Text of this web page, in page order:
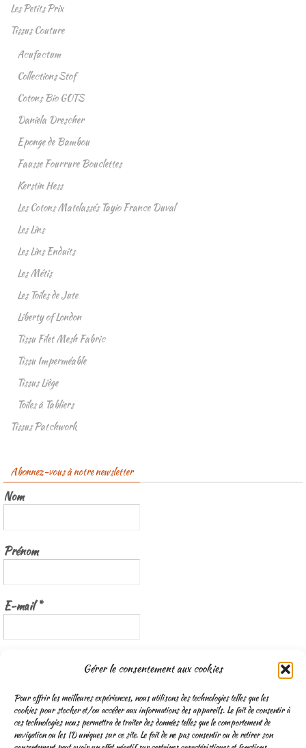
Gérer le consentement aux cookies
Pour offrir les meilleures expériences, nous utilisons des technologies telles que les
cookies pour stocker et/ou accéder aux informations des appareils. Le fait de consentir à
ces technologies nous permettra de traiter des données telles que le comportement de
navigation ou les ID uniques sur ce site. Le fait de ne pas consentir ou de retirer son
Les Petits Prix
Tissus Couture
Acufactum
Collections Stof
Cotons Bio GOTS
Daniela Drescher
Eponge de Bambou
Fausse Fourrure Bouclettes
Kerstin Hess
Les Cotons Matelassés Tayio France Duval
Les Lins
Les Lins Enduits
Les Métis
Les Toiles de Jute
Liberty of London
Tissu Filet Mesh Fabric
Tissu Imperméable
Tissus Liège
Toiles à Tabliers
Tissus Patchwork
Abonnez-vous à notre newsletter
Nom
Prénom
E-mail*
Nous gardons vos données privées et ne les partageons qu’avec les
tierces parties qui rendent ce service possible.Lisez notre politique de
confidentialité